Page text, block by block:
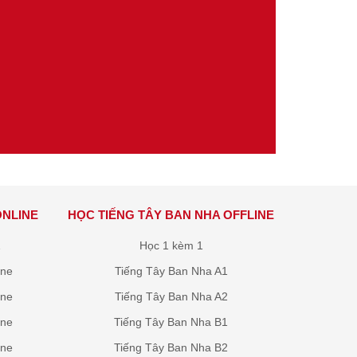
HỌC TIẾNG TÂY BAN NHA OFFLINE
Học 1 kèm 1
Tiếng Tây Ban Nha A1
Tiếng Tây Ban Nha A2
Tiếng Tây Ban Nha B1
Tiếng Tây Ban Nha B2